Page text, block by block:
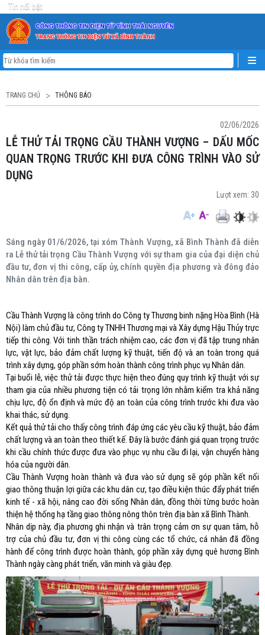
Tin nổi bật
TRANG CHỦ THÔNG BÁO
02/06/2026
LỄ THỬ TẢI TRỌNG CẦU THÀNH VƯỢNG – DẤU MỐC
QUAN TRỌNG TRƯỚC KHI ĐƯA CÔNG TRÌNH VÀO SỬ
DỤNG
Lượt xem: 30
Sáng ngày 01/6/2026, tại xóm Thành Vượng, xã Bình Thành đã diễn
ra Lễ thử tải trọng Cầu Thành Vượng với sự tham gia của đại diện chủ
đầu tư, đơn vị thi công, cấp ủy, chính quyền địa phương và đông đảo
Nhân dân trên địa bàn.
Cầu Thành Vượng là công trình do Công ty Thương binh nặng Hòa Bình (Hà
Nội) làm chủ đầu tư, Công ty TNHH Thương mại và Xây dựng Hậu Thủy trực
tiếp thi công. Với tinh thần trách nhiệm cao, các đơn vị đã tập trung nhân
lực, vật lực, bảo đảm chất lượng kỹ thuật, tiến độ và an toàn trong quá
trình xây dựng, góp phần sớm hoàn thành công trình phục vụ Nhân dân.
Tại buổi lễ, việc thử tải được thực hiện theo đúng quy trình kỹ thuật với sự
tham gia của nhiều phương tiện có tải trọng lớn nhằm kiểm tra khả năng
chịu lực, độ ổn định và mức độ an toàn của công trình trước khi đưa vào
khai thác, sử dụng.
Kết quả thử tải cho thấy công trình đáp ứng các yêu cầu kỹ thuật, bảo đảm
chất lượng và an toàn theo thiết kế. Đây là bước đánh giá quan trọng trước
khi cầu chính thức được đưa vào phục vụ nhu cầu đi lại, vận chuyển hàng
hóa của người dân.
Cầu Thành Vượng hoàn thành và đưa vào sử dụng sẽ góp phần kết nối
giao thông thuận lợi giữa các khu dân cư, tạo điều kiện thúc đẩy phát triển
kinh tế - xã hội, nâng cao đời sống Nhân dân, đồng thời từng bước hoàn
thiện hệ thống hạ tầng giao thông nông thôn trên địa bàn xã Bình Thành.
Nhân dịp này, địa phương ghi nhận và trân trọng cảm ơn sự quan tâm, hỗ
trợ của chủ đầu tư, đơn vị thi công cùng các tổ chức, cá nhân đã đồng
hành để công trình được hoàn thành, góp phần xây dựng quê hương Bình
Thành ngày càng phát triển, văn minh và giàu đẹp.